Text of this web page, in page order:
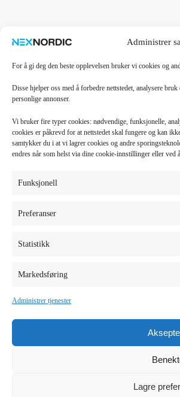
Administrer
For å gi deg den beste opplevelsen bruker vi cookies og
Disse hjelper oss med å forbedre nettstedet, analysere
personlige annonser.
Vi bruker fire typer cookies: nødvendige, funksjonelle,
cookies er påkrevd for at nettstedet skal fungere og kan
samtykker du i at vi lagrer cookies og andre
endres når som helst via dine cookie-innstillinger eller ved
Funksjonell
Preferanser
Statistikk
Markedsføring
Administrer tjenester
Lagre